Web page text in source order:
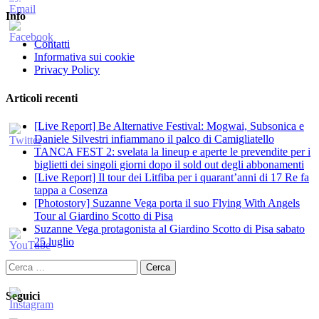
Info
Contatti
Informativa sui cookie
Privacy Policy
Articoli recenti
[Live Report] Be Alternative Festival: Mogwai, Subsonica e
Daniele Silvestri infiammano il palco di Camigliatello
TANCA FEST 2: svelata la lineup e aperte le prevendite per i
biglietti dei singoli giorni dopo il sold out degli abbonamenti
[Live Report] Il tour dei Litfiba per i quarant’anni di 17 Re fa
tappa a Cosenza
[Photostory] Suzanne Vega porta il suo Flying With Angels
Tour al Giardino Scotto di Pisa
Suzanne Vega protagonista al Giardino Scotto di Pisa sabato
25 luglio
Ricerca
per:
Seguici